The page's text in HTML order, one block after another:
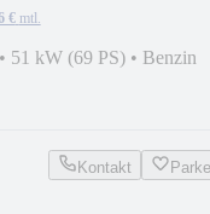
€ mtl.
• 51 kW (69 PS) • Benzin
Kontakt